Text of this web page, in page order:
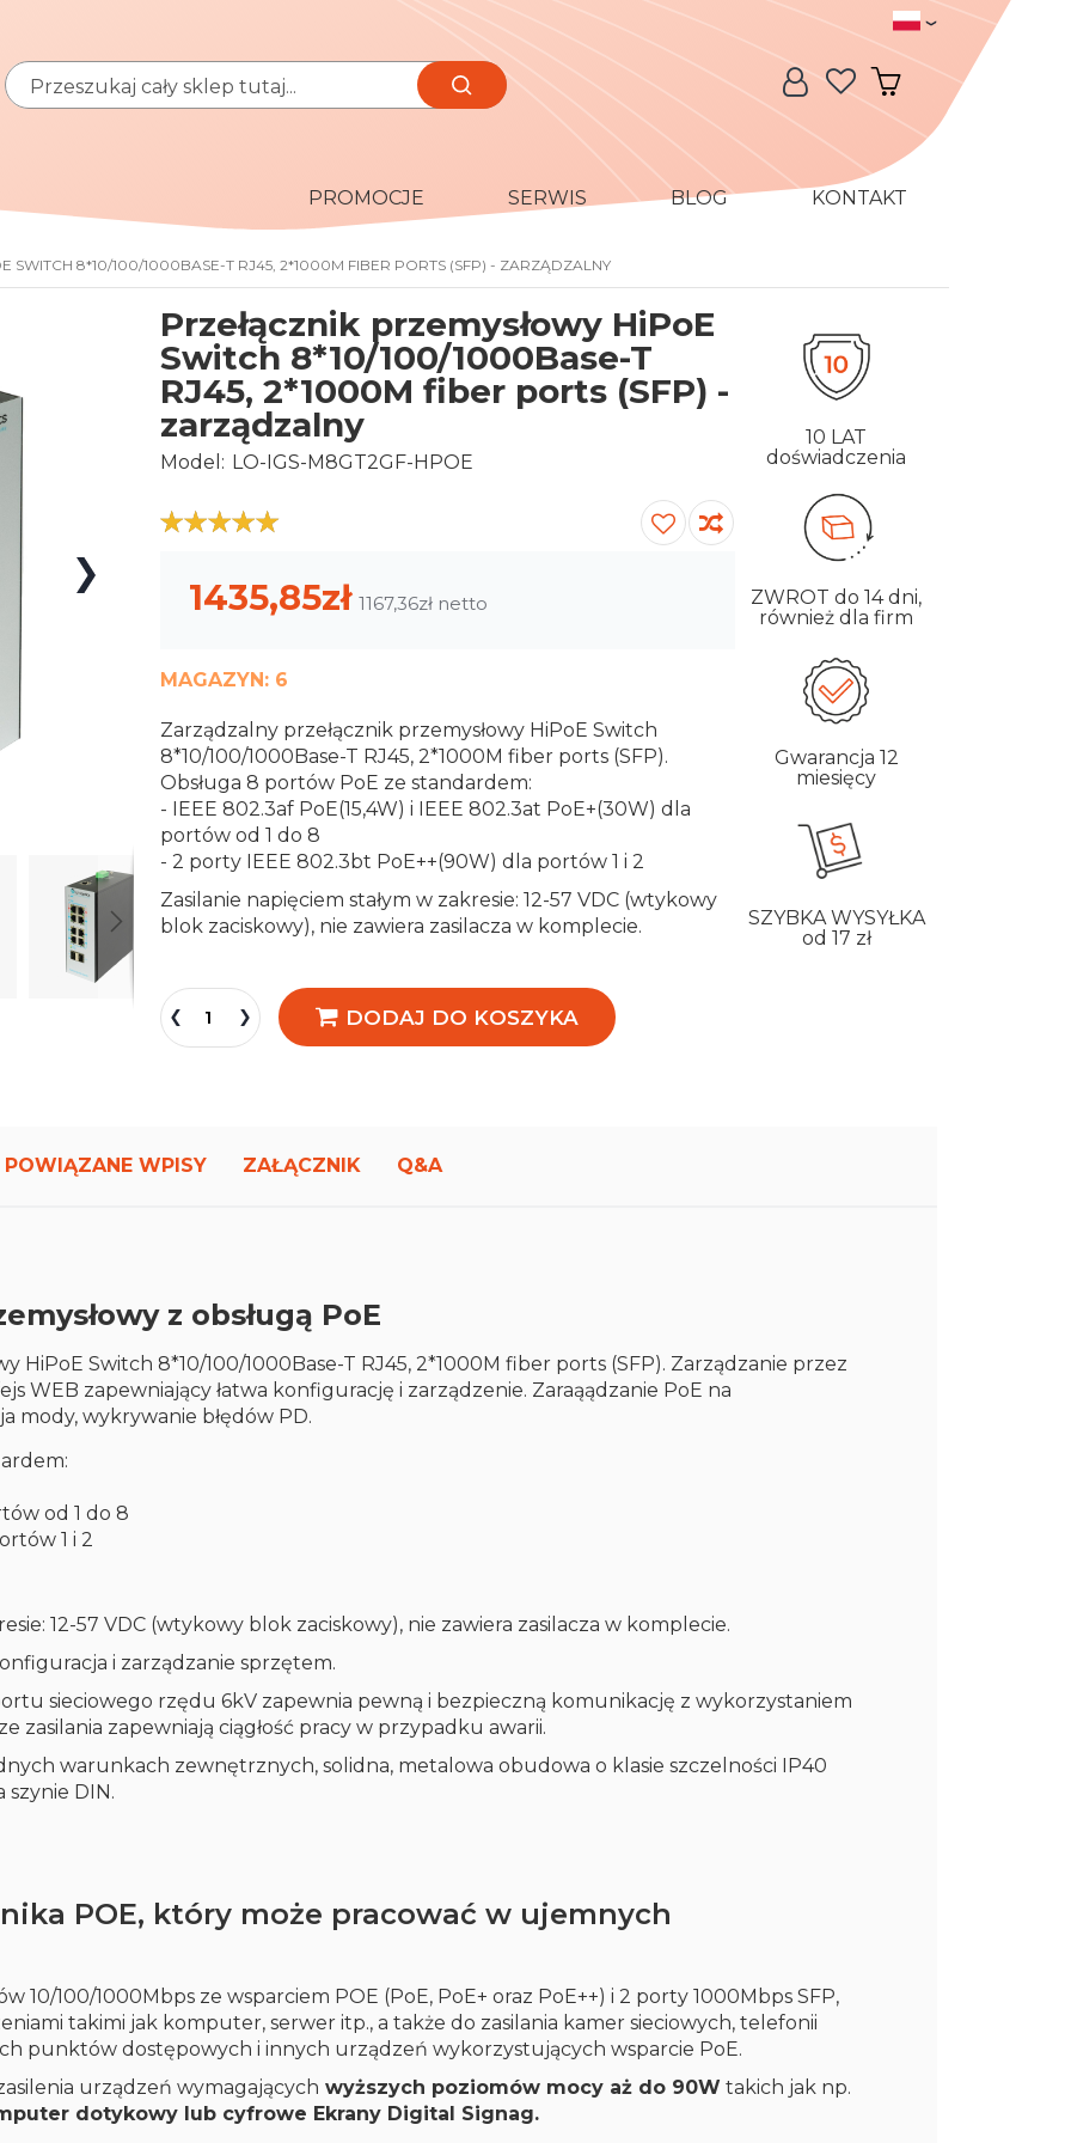
Język
Język:
Szukaj
Szukaj
Moje konto Mój koszyk
PROMOCJE SERWIS BLOG KONTAKT
SWITCH 8*10/100/1000BASE-T RJ45, 2*1000M FIBER PORTS (SFP) - ZARZĄDZALNY
Przełącznik przemysłowy HiPoE
Switch 8*10/100/1000Base-T
RJ45, 2*1000M fiber ports (SFP) -
zarządzalny
Model LO-IGS-M8GT2GF-HPOE
1435,85zł 1167,36zł
MAGAZYN: 6
Zarządzalny przełącznik przemysłowy HiPoE Switch
8*10/100/1000Base-T RJ45, 2*1000M fiber ports (SFP).
Obsługa 8 portów PoE ze standardem:
- IEEE 802.3af PoE(15,4W) i IEEE 802.3at PoE+(30W) dla
portów od 1 do 8
- 2 porty IEEE 802.3bt PoE++(90W) dla portów 1 i 2
Zasilanie napięciem stałym w zakresie: 12-57 VDC (wtykowy
blok zaciskowy), nie zawiera zasilacza w komplecie.
DODAJ DO KOSZYKA
10 LAT
doświadczenia
ZWROTdo 14 dni,
również dla firm
Gwarancja 12
miesięcy
SZYBKA WYSYŁKA
od 17 zł
z obsługą PoE
HiPoE Switch 8*10/100/1000Base-T RJ45, 2*1000M fiber ports (SFP). Zarządzanie przez
WEB zapewniający łatwa konfigurację i zarządzenie. Zaraąądzanie PoE na
mody, wykrywanie błędów PD.
od 1 do 8
1 i 2
12-57 VDC (wtykowy blok zaciskowy), nie zawiera zasilacza w komplecie.
i zarządzanie sprzętem.
sieciowego rzędu 6kV zapewnia pewną i bezpieczną komunikację z wykorzystaniem
zasilania zapewniają ciągłość pracy w przypadku awarii.
warunkach zewnętrznych, solidna, metalowa obudowa o klasie szczelności IP40
DIN.
POE, który może pracować w ujemnych
10/100/1000Mbps ze wsparciem POE (PoE, PoE+ oraz PoE++) i 2 porty 1000Mbps SFP,
takimi jak komputer, serwer itp., a także do zasilania kamer sieciowych, telefonii
punktów dostępowych i innych urządzeń wykorzystujących wsparcie PoE.
urządzeń wymagających wyższych poziomów mocy aż do 90W takich jak np.
dotykowy lub cyfrowe Ekrany Digital Signag.
POWIĄZANE WPISY ZAŁĄCZNIK Q&A